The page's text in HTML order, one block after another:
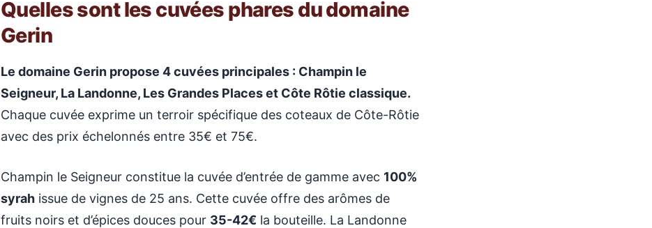
Quelles sont les cuvées phares du domaine
Gerin
Le domaine Gerin propose 4 cuvées principales : Champin le
Seigneur, La Landonne, Les Grandes Places et Côte Rôtie classique.
Chaque cuvée exprime un terroir spécifique des coteaux de Côte-Rôtie
avec des prix échelonnés entre 35€ et 75€.
Champin le Seigneur constitue la cuvée d’entrée de gamme avec 100%
syrah issue de vignes de 25 ans. Cette cuvée offre des arômes de
fruits noirs et d’épices douces pour 35-42€ la bouteille. La Landonne